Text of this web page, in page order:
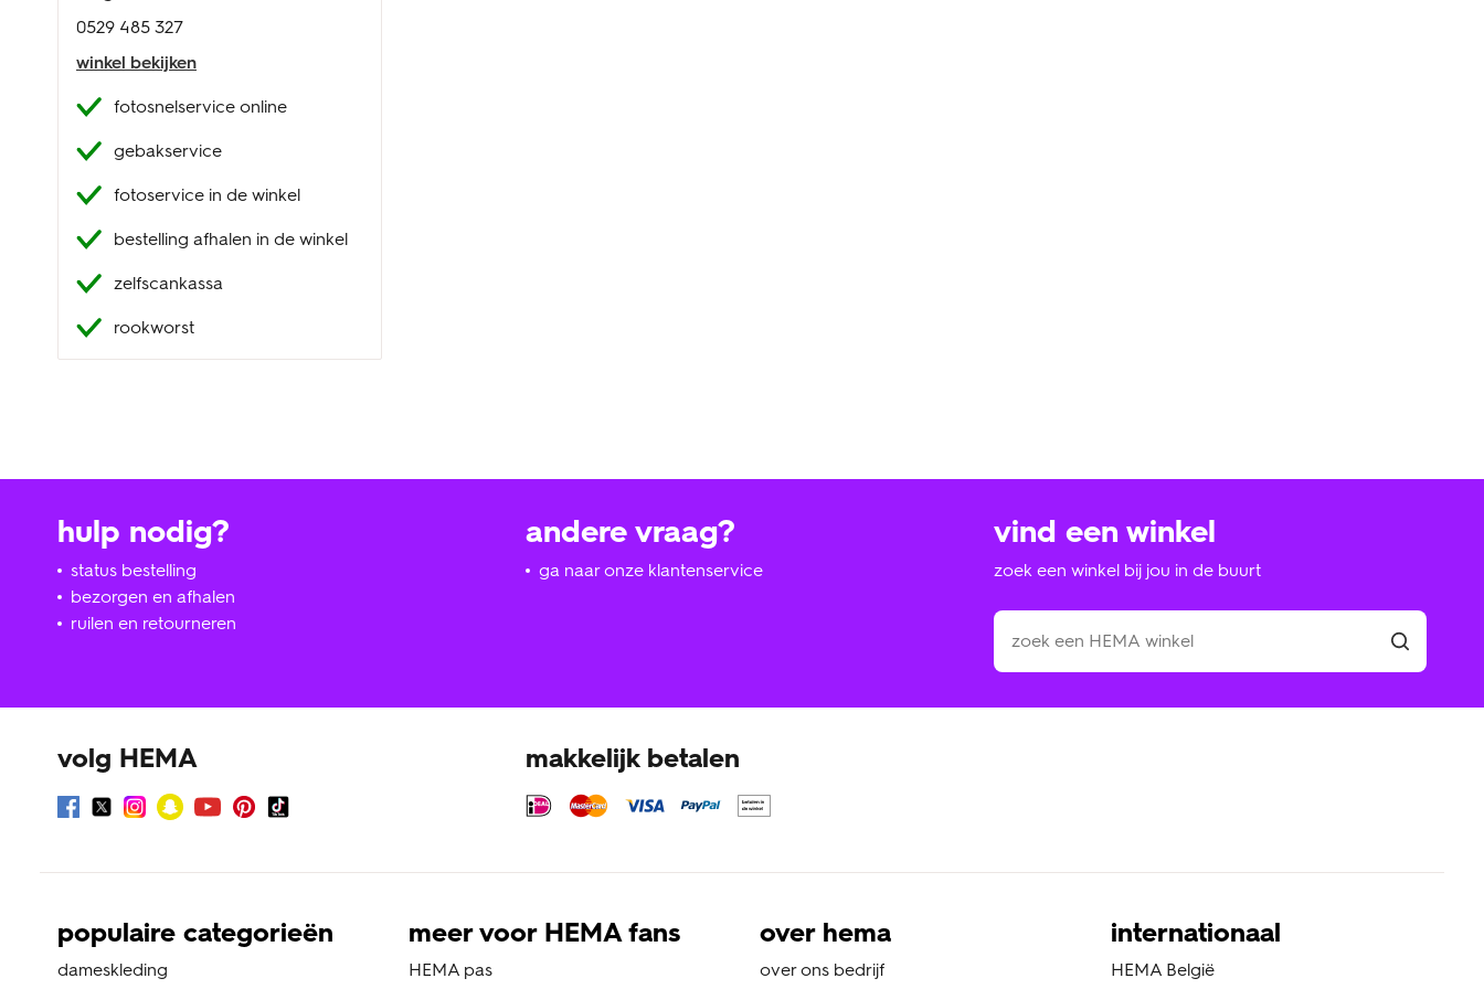
0529 485 327
winkel bekijken
fotosnelservice online
gebakservice
fotoservice in de winkel
bestelling afhalen in de winkel
zelfscankassa
rookworst
hulp nodig?
status bestelling
bezorgen en afhalen
ruilen en retourneren
andere vraag?
ga naar onze klantenservice
vind een winkel
zoek een winkel bij jou in de buurt
volg HEMA makkelijk betalen
populaire categorieën
dameskleding
meer voor HEMA fans
HEMA pas
over hema
over ons bedrijf
internationaal
HEMA België